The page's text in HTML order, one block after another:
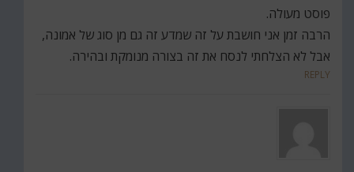
פוסט מעולה.
הרבה זמן אני חושבת על זה שמדע זה גם מן סוג של אמונה,
אבל לא הצלחתי לנסח את זה בצורה מנומקת ובהירה.
REPLY